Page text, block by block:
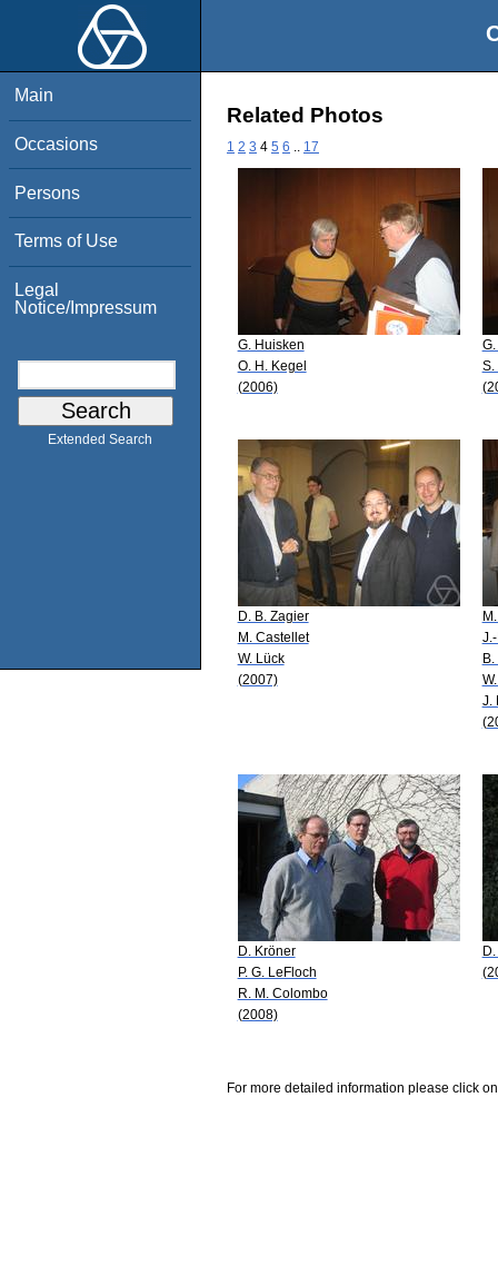
Main
Occasions
Persons
Terms of Use
Legal
Notice/Impressum
Extended Search
Related Photos
1 2 3 4 5 6 17
G. Huisken
O. H. Kegel
(2006)
S.
D. B. Zagier
M. Castellet
W. Lück
(2007)
J.
D. Kröner
P. G. LeFloch
R. M. Colombo
(2008)
For more detailed information please click